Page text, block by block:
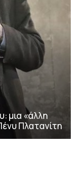
μια «άλλη
Πλατανίτη